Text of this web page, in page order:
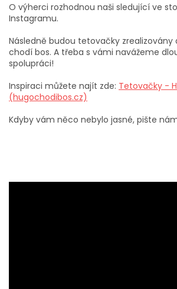
O výherci rozhodnou naši sledující ve
Instagramu.
Následně budou tetovačky zrealizovány
chodí bos. A třeba s vámi navážeme
spolupráci!
Inspiraci můžete najít zde: Tetovačky -
(hugochodibos.cz)
Kdyby vám něco nebylo jasné, pište